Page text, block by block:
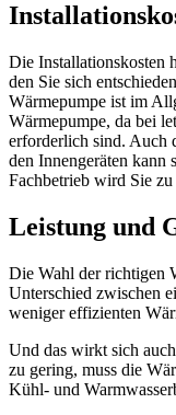
Die Installationskosten
den Sie sich
Wärmepumpe ist im
Wärmepumpe, da bei
erforderlich sind. Auch
den Innengeräten
Fachbetrieb wird Sie
Leistung und
Die Wahl der richtigen
Unterschied zwischen
weniger effizienten
Und das wirkt sich
zu gering, muss die
Kühl- und